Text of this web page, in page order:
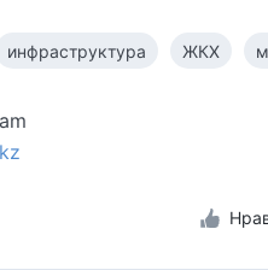
инфраструктура ЖКХ